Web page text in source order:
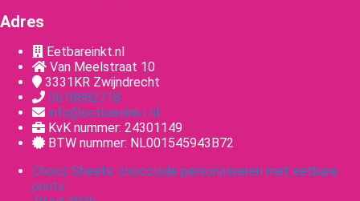
Adres
Eetbareinkt.nl
Van Meelstraat 10
3331KR Zwijndrecht
0618882718
info@eetbareinkt.nl
KvK nummer: 24301149
BTW nummer: NL001545943B72
Choco Sheets: chocolade personaliseren met eetbare
prints